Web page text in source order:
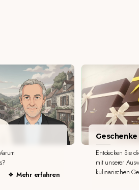
Mehr erfahren
Geschenke
Entdecken Sie
mit unserer
kulinarischen